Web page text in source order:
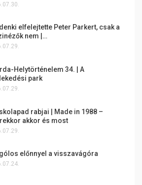
elfelejtette Peter Parkert, csak a
nem |…
Helytörténelem 34. | A
park
rabjai | Made in 1988 –
akkor és most
előnnyel a visszavágóra